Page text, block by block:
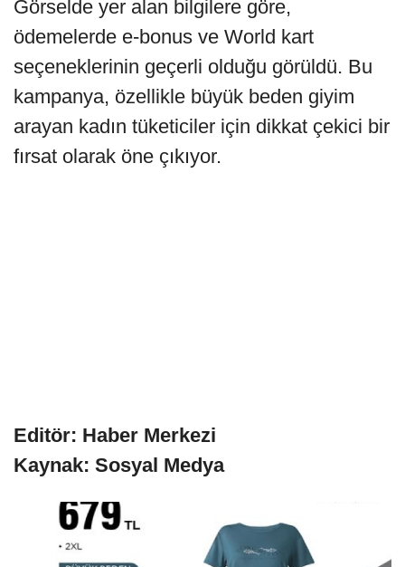
Görselde yer alan bilgilere göre,
ödemelerde e-bonus ve World kart
seçeneklerinin geçerli olduğu görüldü. Bu
kampanya, özellikle büyük beden giyim
arayan kadın tüketiciler için dikkat çekici bir
fırsat olarak öne çıkıyor.
Editör: Haber Merkezi
Kaynak: Sosyal Medya